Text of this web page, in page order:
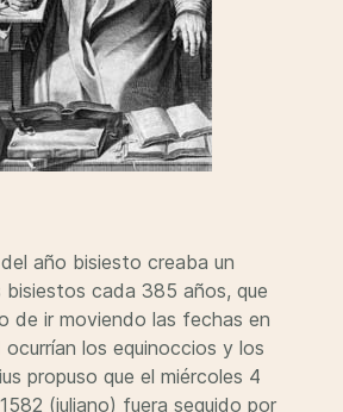
año bisiesto creaba un
cada 385 años, que
de ir moviendo las fechas en
ocurrían los equinoccios y los
propuso que el miércoles 4
(juliano) fuera seguido por